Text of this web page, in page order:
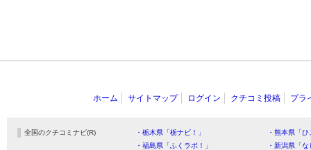
ホーム サイトマップ ログイン クチコミ投稿 プラ
全国のクチコミナビ(R) ・栃木県「栃ナビ！」
・熊本県「
・福島県「ふくラボ！」
・新潟県「